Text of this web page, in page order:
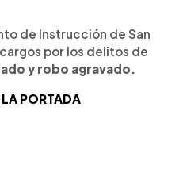
de Instrucción de San
por los delitos de
y robo agravado.
LA PORTADA